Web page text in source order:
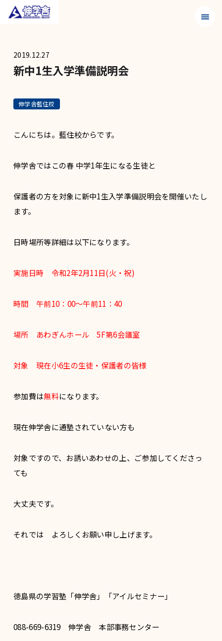
メニ
2019.12.27
新中1生入学準備説明会
伸学舎藍住校
こんにちは。藍住校からです。
伸学舎ではこの春 中学1年生になる生徒と
保護者の方を対象に新中1生入学準備説明会を開催いたし
ます。
日時場所等詳細は以下になります。
実施日時 令和2年2月11日(火・祝)
時間 午前10：00～午前11：40
場所 あわぎんホール 5F第6会議室
対象 現在小6生の生徒・保護者の皆様
参加費は無料になります。
現在伸学舎に通塾されていない方も
対象ですので、お誘いあわせの上、ご参加してくださっ
ても
大丈夫です。
それでは よろしくお願い申し上げます。
徳島県の学習塾「伸学舎」「アイルセミナー」
088-669-6319 伸学舎 本部事務センター